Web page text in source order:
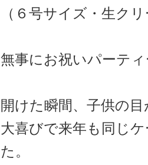
（６号サイズ・生ク
無事にお祝いパーテ
開けた瞬間、子供の
大喜びで来年も同じ
た。